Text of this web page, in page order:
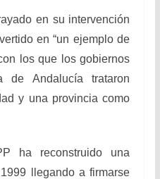
en su intervención
en “un ejemplo de
los que los gobiernos
de Andalucía trataron
y una provincia como
ha reconstruido una
llegando a firmarse